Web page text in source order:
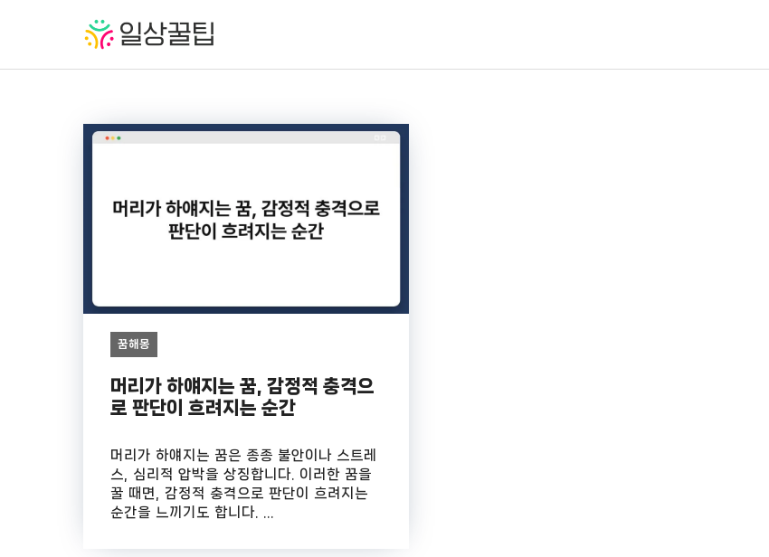
꿈해몽
머리가 하얘지는 꿈, 감정적 충격으
로 판단이 흐려지는 순간
머리가 하얘지는 꿈은 종종 불안이나 스트레
스, 심리적 압박을 상징합니다. 이러한 꿈을
꿀 때면, 감정적 충격으로 판단이 흐려지는
순간을 느끼기도 합니다. ...